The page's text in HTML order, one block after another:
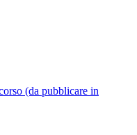
(da pubblicare in